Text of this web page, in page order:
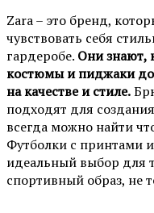
Zara – это бренд,
чувствовать себя
гардеробе. Они знают,
костюмы и пиджаки
на качестве и стиле.
подходят для
всегда можно найти
Футболки с принтами
идеальный выбор для
спортивный образ, не